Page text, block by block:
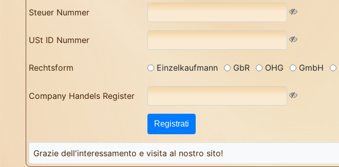
Steuer Nummer
USt ID Nummer
Rechtsform Einzelkaufmann GbR OHG GmbH
Company Handels Register
Grazie dell'interessamento e visita al nostro sito!